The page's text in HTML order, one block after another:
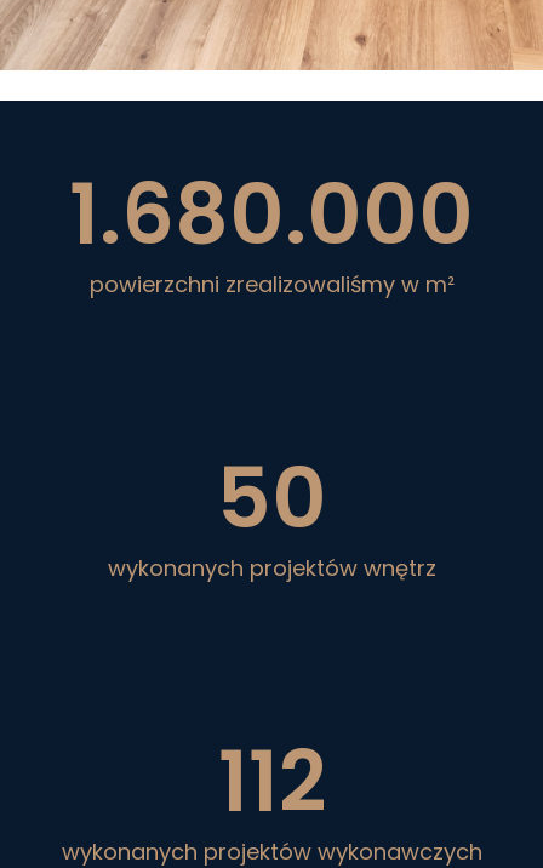
powierzchni zrealizowaliśmy w m²
1.680.000
wykonanych projektów wnętrz
50
wykonanych projektów wykonawczych
112